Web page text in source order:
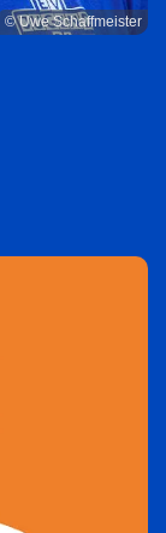
© Uwe Schaffmeister